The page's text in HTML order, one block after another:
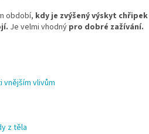
období, kdy je zvýšený výskyt
Je velmi vhodný pro dobré zažívání.
vnějším vlivům
z těla